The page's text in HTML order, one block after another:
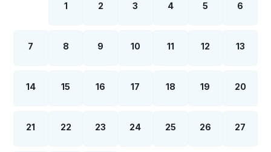
1 2 3 4 5 6
7 8 9 10 11 12 13
14 15 16 17 18 19 20
21 22 23 24 25 26 27